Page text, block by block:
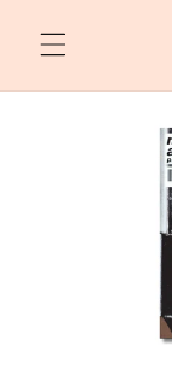
容